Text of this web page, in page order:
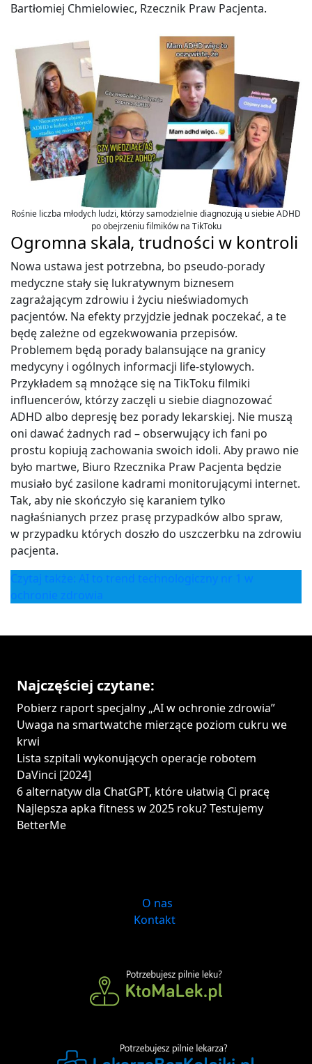
Bartłomiej Chmielowiec, Rzecznik Praw Pacjenta.
Rośnie liczba młodych ludzi, którzy samodzielnie diagnozują u siebie ADHD
po obejrzeniu filmików na TikToku
Ogromna skala, trudności w kontroli
Nowa ustawa jest potrzebna, bo pseudo-porady
medyczne stały się lukratywnym biznesem
zagrażającym zdrowiu i życiu nieświadomych
pacjentów. Na efekty przyjdzie jednak poczekać, a te
będę zależne od egzekwowania przepisów.
Problemem będą porady balansujące na granicy
medycyny i ogólnych informacji life-stylowych.
Przykładem są mnożące się na TikToku filmiki
influencerów, którzy zaczęli u siebie diagnozować
ADHD albo depresję bez porady lekarskiej. Nie muszą
oni dawać żadnych rad – obserwujący ich fani po
prostu kopiują zachowania swoich idoli. Aby prawo nie
było martwe, Biuro Rzecznika Praw Pacjenta będzie
musiało być zasilone kadrami monitorującymi internet.
Tak, aby nie skończyło się karaniem tylko
nagłaśnianych przez prasę przypadków albo spraw,
w przypadku których doszło do uszczerbku na zdrowiu
pacjenta.
Czytaj także: AI to trend technologiczny nr 1 w
ochronie zdrowia
Najczęściej czytane:
Pobierz raport specjalny „AI w ochronie zdrowia”
Uwaga na smartwatche mierzące poziom cukru we
krwi
Lista szpitali wykonujących operacje robotem
DaVinci [2024]
6 alternatyw dla ChatGPT, które ułatwią Ci pracę
Najlepsza apka fitness w 2025 roku? Testujemy
BetterMe
O nas
Kontakt